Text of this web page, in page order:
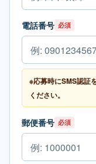
電話番号 必須
※応募時にSMS認証
ください。
郵便番号 必須